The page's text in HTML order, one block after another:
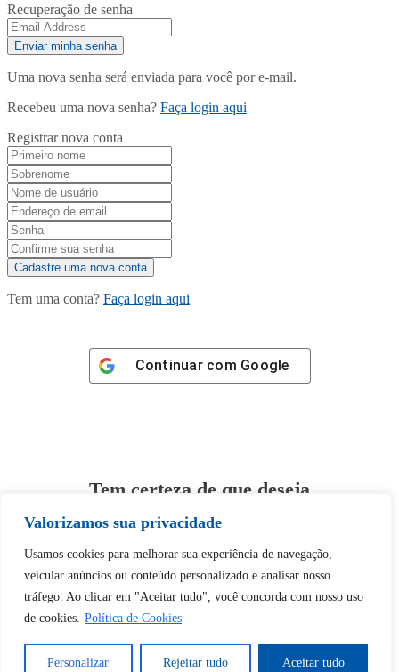
Valorizamos sua privacidade
Usamos cookies para melhorar sua experiência de navegação,
veicular anúncios ou conteúdo personalizado e analisar nosso
tráfego. Ao clicar em "Aceitar tudo", você concorda com nosso uso
de cookies. Política de Cookies
Personalizar Rejeitar tudo Aceitar tudo
Recuperação de senha
Uma nova senha será enviada para você por e-mail.
Recebeu uma nova senha? Faça login aqui
Registrar nova conta
Tem uma conta? Faça login aqui
Continuar com Google
Tem certeza de que deseja
desbloquear esta publicação?
Desbloquear esquerda : 0
Sim